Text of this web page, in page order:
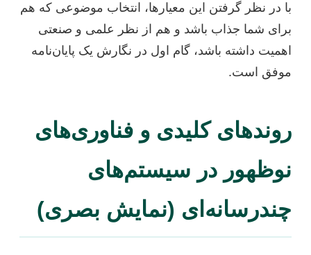
با در نظر گرفتن این معیارها، انتخاب موضوعی که هم
برای شما جذاب باشد و هم از نظر علمی و صنعتی
اهمیت داشته باشد، گام اول در نگارش یک پایان‌نامه
موفق است.
روندهای کلیدی و فناوری‌های
نوظهور در سیستم‌های
چندرسانه‌ای (نمایش بصری)